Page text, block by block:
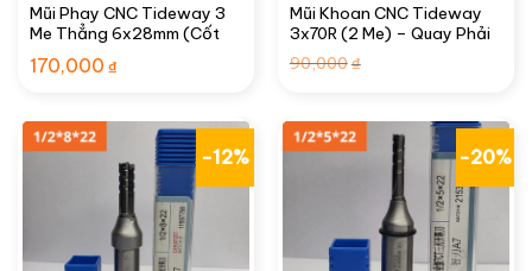
Mũi Phay CNC Tideway 3
Me Thẳng 6x28mm (Cốt
170,000 ₫
Mũi Khoan CNC Tideway
3x70R (2 Me) – Quay Phải
90,000₫
70,000₫.
-12% -20%